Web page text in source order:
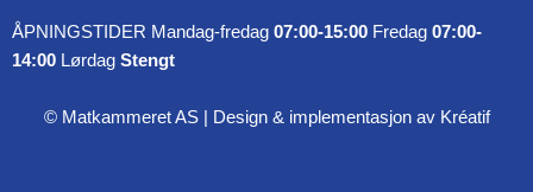
ÅPNINGSTIDER Mandag-fredag 07:00-15:00 Fredag 07:00-
14:00 Lørdag Stengt
© Matkammeret AS | Design & implementasjon av Kréatif